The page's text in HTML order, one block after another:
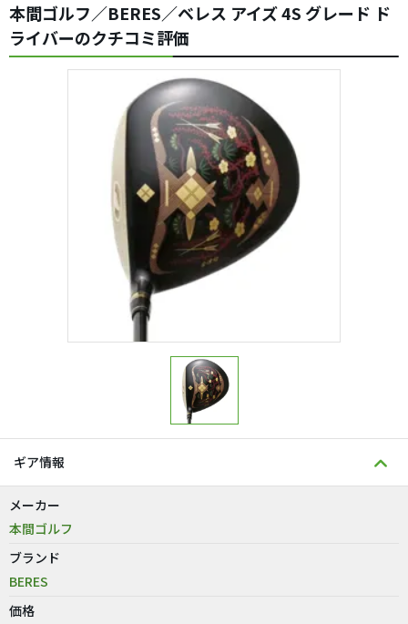
本間ゴルフ／BERES／ベレス アイズ 4S グレード ド
ライバーのクチコミ評価
ギア情報
メーカー
本間ゴルフ
ブランド
BERES
価格